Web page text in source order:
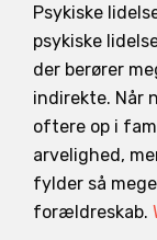
Psykiske
psykiske
der berører
indirekte. Når
oftere op i
arvelighed,
fylder så
forældreskab.